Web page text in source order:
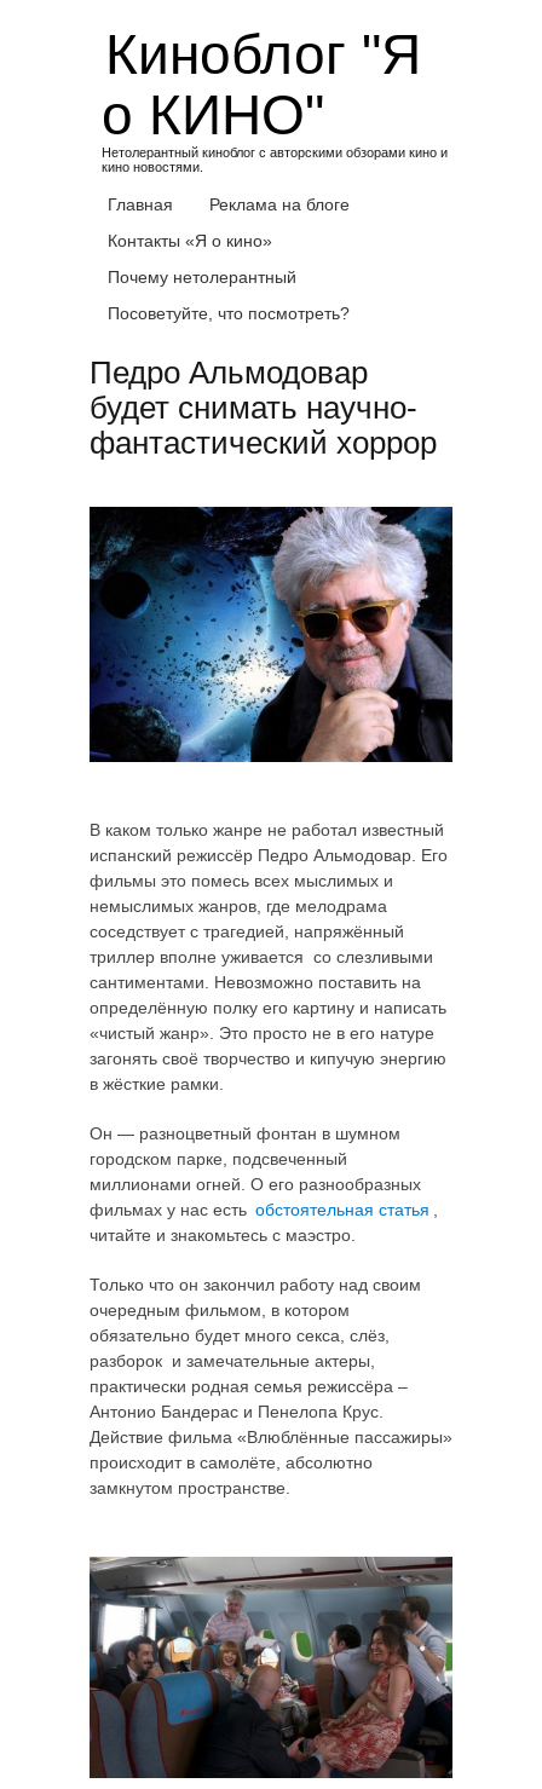
Киноблог "Я
о КИНО"
Нетолерантный киноблог с авторскими обзорами кино и
кино новостями.
Главная
Реклама на блоге
Контакты «Я о кино»
Почему нетолерантный
Посоветуйте, что посмотреть?
Педро Альмодовар
будет снимать научно-
фантастический хоррор
В каком только жанре не работал известный
испанский режиссёр Педро Альмодовар. Его
фильмы это помесь всех мыслимых и
немыслимых жанров, где мелодрама
соседствует с трагедией, напряжённый
триллер вполне уживается со слезливыми
сантиментами. Невозможно поставить на
определённую полку его картину и написать
«чистый жанр». Это просто не в его натуре
загонять своё творчество и кипучую энергию
в жёсткие рамки.
Он — разноцветный фонтан в шумном
городском парке, подсвеченный
миллионами огней. О его разнообразных
фильмах у нас есть обстоятельная статья
читайте и знакомьтесь с маэстро.
Только что он закончил работу над своим
очередным фильмом, в котором
обязательно будет много секса, слёз,
разборок и замечательные актеры,
практически родная семья режиссёра –
Антонио Бандерас и Пенелопа Крус.
Действие фильма «Влюблённые пассажиры»
происходит в самолёте, абсолютно
замкнутом пространстве.